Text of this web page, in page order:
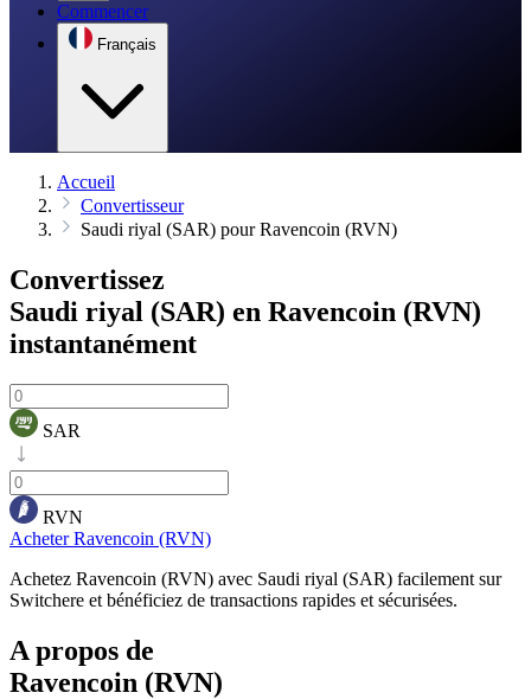
Commencer
Français
Accueil
Convertisseur
Saudi riyal (SAR) pour Ravencoin (RVN)
Convertissez
Saudi riyal (SAR) en Ravencoin (RVN)
instantanément
SAR
RVN
Acheter Ravencoin (RVN)
Achetez Ravencoin (RVN) avec Saudi riyal (SAR) facilement sur
Switchere et bénéficiez de transactions rapides et sécurisées.
A propos de
Ravencoin (RVN)